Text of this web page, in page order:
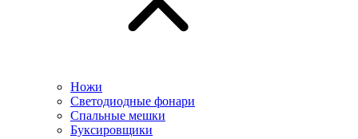
Ножи
Светодиодные фонари
Спальные мешки
Буксировщики